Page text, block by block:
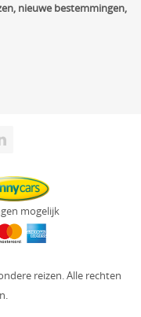
nieuwe bestemmingen,
mogelijk
reizen. Alle rechten